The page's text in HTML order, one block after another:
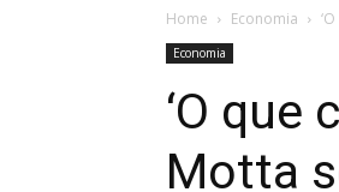
Home Economia
Economia
‘O que
Motta